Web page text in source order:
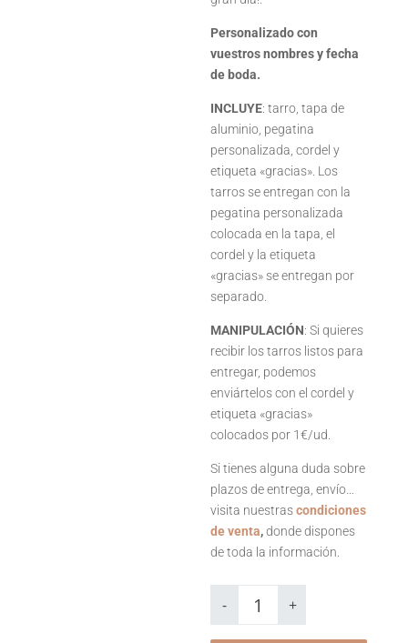
Personalizado con
vuestros nombres y fecha
de boda.
INCLUYE: tarro, tapa de
aluminio, pegatina
personalizada, cordel y
etiqueta «gracias». Los
tarros se entregan con la
pegatina personalizada
colocada en la tapa, el
cordel y la etiqueta
«gracias» se entregan por
separado.
MANIPULACIÓN: Si quieres
recibir los tarros listos para
entregar, podemos
enviártelos con el cordel y
etiqueta «gracias»
colocados por 1€/ud.
Si tienes alguna duda sobre
plazos de entrega, envío…
visita nuestrascondiciones
de venta,donde dispones
de toda la información.
-
Tarro
rellenable
Juliana
cantidad
+